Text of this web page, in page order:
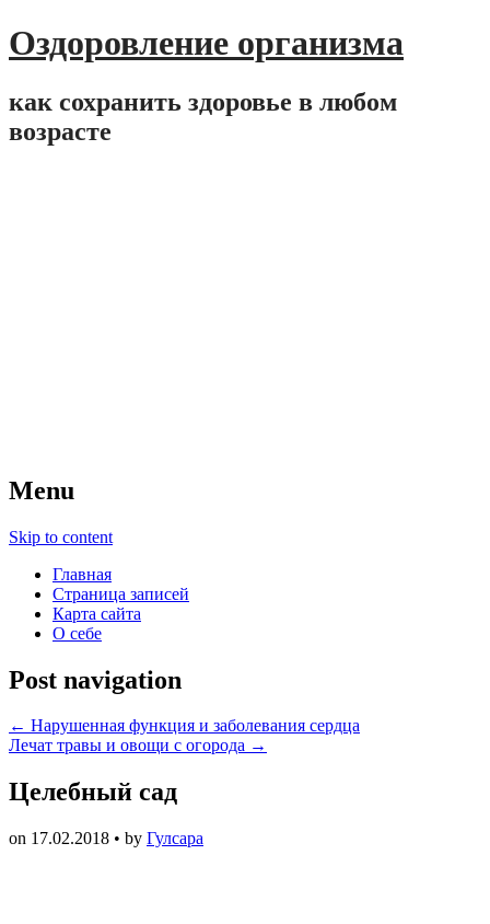
Оздоровление организма
как сохранить здоровье в любом
возрасте
Menu
Skip to content
Главная
Страница записей
Карта сайта
О себе
Post navigation
← Нарушенная функция и заболевания сердца
Лечат травы и овощи с огорода →
Целебный сад
on 17.02.2018 • by Гулсара